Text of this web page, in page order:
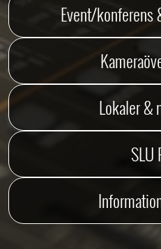
Event/
Lokaler &
SLU